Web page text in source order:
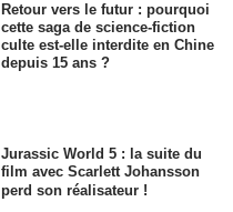
Retour vers le futur : pourquoi
cette saga de science-fiction
culte est-elle interdite en Chine
depuis 15 ans ?
Jurassic World 5 : la suite du
film avec Scarlett Johansson
perd son réalisateur !